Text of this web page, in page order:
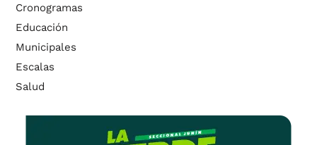
Cronogramas
Educación
Municipales
Escalas
Salud